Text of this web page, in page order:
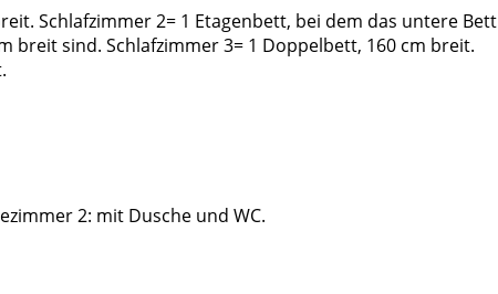
Schlafzimmer 2= 1 Etagenbett, bei dem das untere Bett
breit sind. Schlafzimmer 3= 1 Doppelbett, 160 cm breit.
2: mit Dusche und WC.